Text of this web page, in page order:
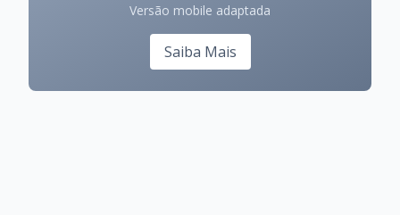
Versão mobile adaptada
Saiba Mais